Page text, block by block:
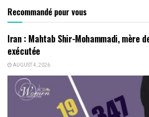
Recommandé pour vous
Iran : Mahtab Shir-Mohammadi, mère
exécutée
AUGUST 4, 2026